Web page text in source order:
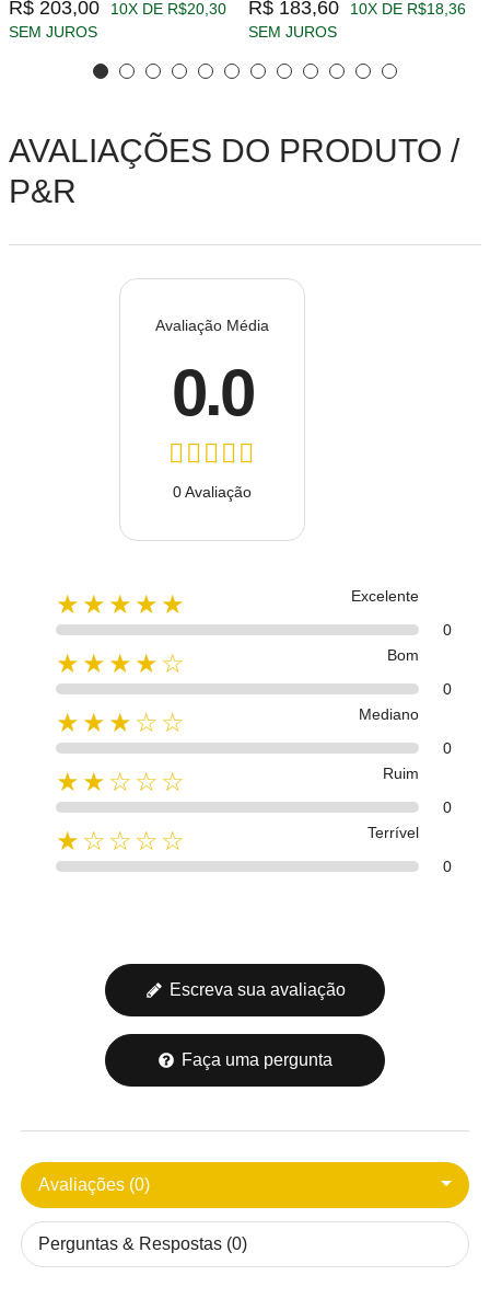
R$ 203,00
10X DE R$20,30
SEM JUROS
R$ 183,60
10X DE R$18,36
SEM JUROS
AVALIAÇÕES DO PRODUTO /
P&R
Avaliação Média
0.0
0 Avaliação
★★★★★
Excelente
0
★★★★☆
Bom
0
★★★☆☆
Mediano
0
★★☆☆☆
Ruim
0
★☆☆☆☆
Terrível
0
Escreva sua avaliação
Faça uma pergunta
Avaliações (0)
Perguntas & Respostas (0)